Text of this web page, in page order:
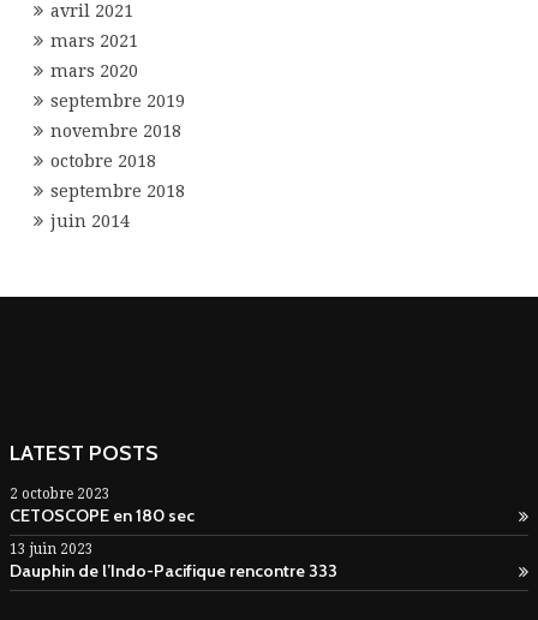
avril 2021
mars 2021
mars 2020
septembre 2019
novembre 2018
octobre 2018
septembre 2018
juin 2014
LATEST POSTS
2 octobre 2023
CETOSCOPE en 180 sec
13 juin 2023
Dauphin de l’Indo-Pacifique rencontre 333